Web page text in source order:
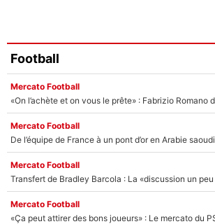
Football
Mercato Football
Mercato Football
Mercato Football
Mercato Football